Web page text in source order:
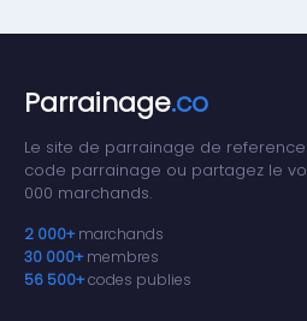
Parrainage.co
Le site de parrainage de reference
code parrainage ou partagez le
000 marchands.
2 000+ marchands
30 000+ membres
56 500+codes publies